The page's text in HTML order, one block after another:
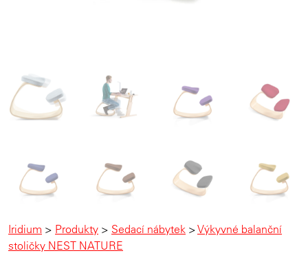
Iridium > Produkty > Sedací nábytek >Výkyvné balanční
stoličky NEST NATURE